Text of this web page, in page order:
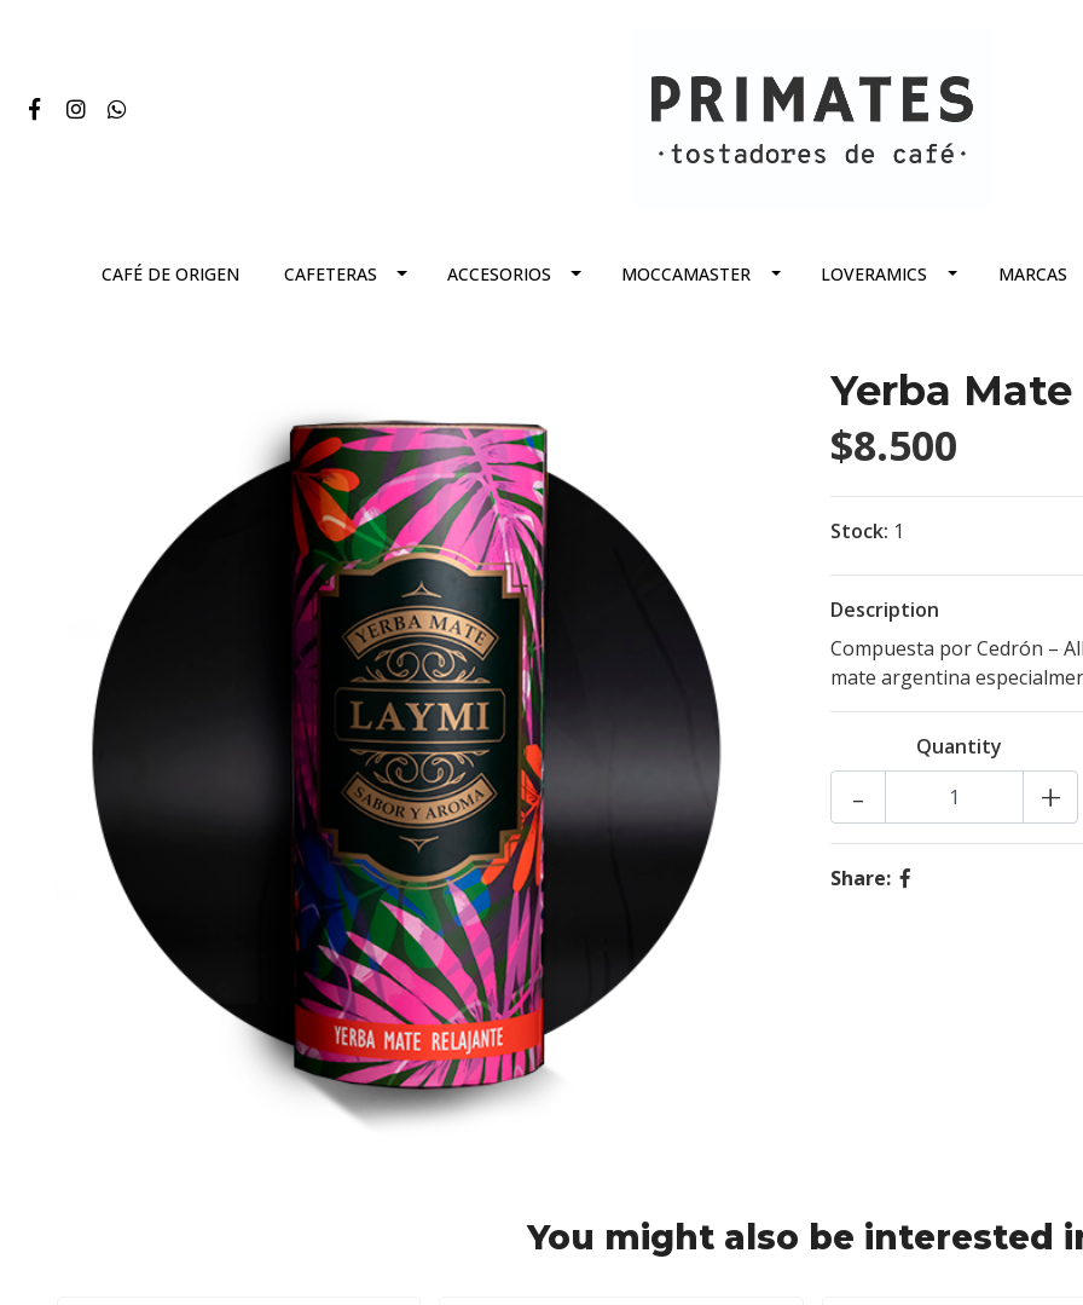
CAFÉ DE ORIGEN CAFETERAS ACCESORIOS MOCCAMASTER LOVERAMICS MARCAS
Yerba
$8.500
Stock: 1
Description
Compuesta por Cedrón –
mate argentina
Quantity
+
-
Share:
You might also be interested